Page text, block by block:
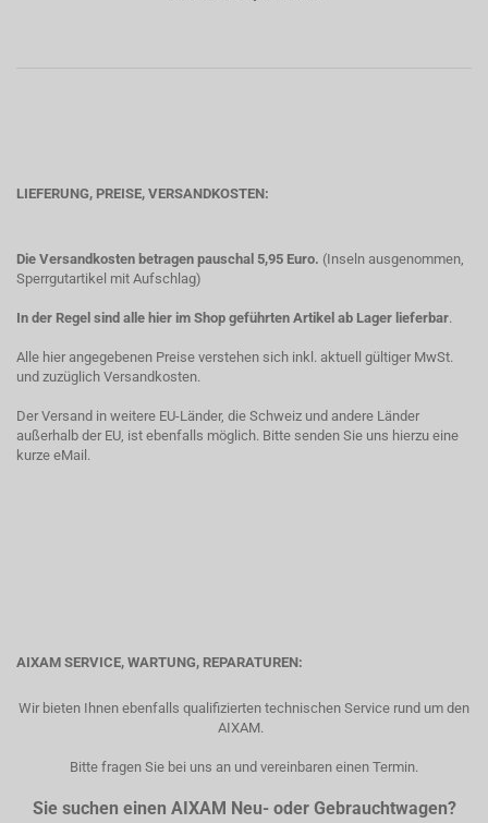
LIEFERUNG, PREISE, VERSANDKOSTEN:
Die Versandkosten betragen pauschal 5,95 Euro. (Inseln ausgenommen,
Sperrgutartikel mit Aufschlag)
In der Regel sind alle hier im Shop geführten Artikel ab Lager lieferbar.
Alle hier angegebenen Preise verstehen sich inkl. aktuell gültiger MwSt.
und zuzüglich Versandkosten.
Der Versand in weitere EU-Länder, die Schweiz und andere Länder
außerhalb der EU, ist ebenfalls möglich. Bitte senden Sie uns hierzu eine
kurze eMail.
AIXAM SERVICE, WARTUNG, REPARATUREN:
Wir bieten Ihnen ebenfalls qualifizierten technischen Service rund um den
AIXAM.
Bitte fragen Sie bei uns an und vereinbaren einen Termin.
Sie suchen einen AIXAM Neu- oder Gebrauchtwagen?